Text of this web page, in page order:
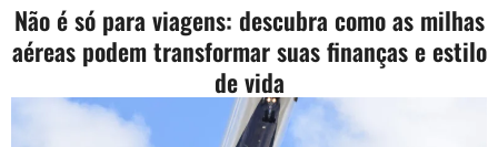
Não é só para viagens: descubra como as milhas
aéreas podem transformar suas finanças e estilo
de vida